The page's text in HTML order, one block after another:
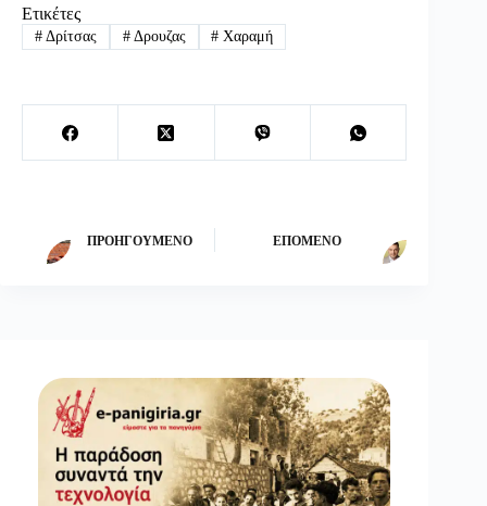
Ετικέτες
#Δρίτσας #Δρουζας # Χαραμή
ΠΡΟΗΓΟΎΜΕΝΟ ΕΠΌΜΕΝΟ